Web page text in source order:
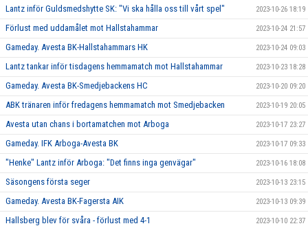
Lantz inför Guldsmedshytte SK: "Vi ska hålla oss till vårt spel" 2023-10-26 18:19
Förlust med uddamålet mot Hallstahammar 2023-10-24 21:57
Gameday. Avesta BK-Hallstahammars HK 2023-10-24 09:03
Lantz tankar inför tisdagens hemmamatch mot Hallstahammar 2023-10-23 18:28
Gameday. Avesta BK-Smedjebackens HC 2023-10-20 09:20
ABK tränaren inför fredagens hemmamatch mot Smedjebacken 2023-10-19 20:05
Avesta utan chans i bortamatchen mot Arboga 2023-10-17 23:27
Gameday. IFK Arboga-Avesta BK 2023-10-17 09:33
"Henke" Lantz inför Arboga: "Det finns inga genvägar" 2023-10-16 18:08
Säsongens första seger 2023-10-13 23:15
Gameday. Avesta BK-Fagersta AIK 2023-10-13 09:39
Hallsberg blev för svåra - förlust med 4-1 2023-10-10 22:37